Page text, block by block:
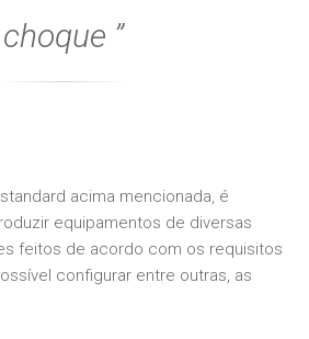
choque
acima mencionada, é
equipamentos de diversas
feitos de acordo com os requisitos
configurar entre outras, as